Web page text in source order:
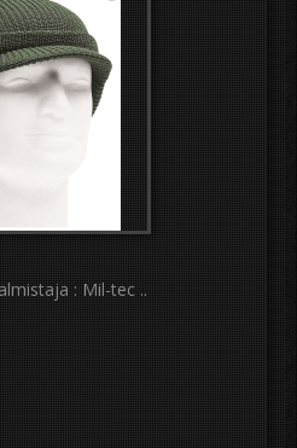
: Mil-tec ..